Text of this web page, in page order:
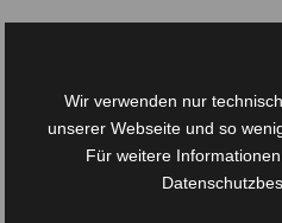
Auf die
Wunschliste
Wir verwenden nur
unserer Webseite und so
Für weitere